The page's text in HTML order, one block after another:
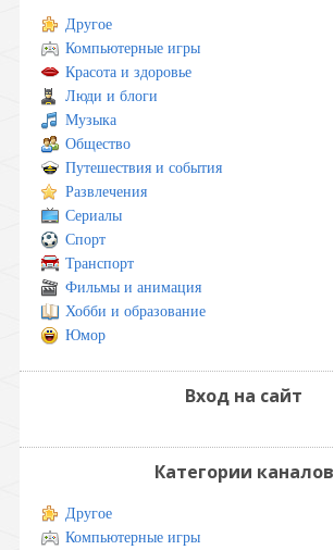
Другое
Компьютерные игры
Красота и здоровье
Люди и блоги
Музыка
Общество
Путешествия и события
Развлечения
Сериалы
Спорт
Транспорт
Фильмы и анимация
Хобби и образование
Юмор
Вход на сайт
Категории каналов
Другое
Компьютерные игры